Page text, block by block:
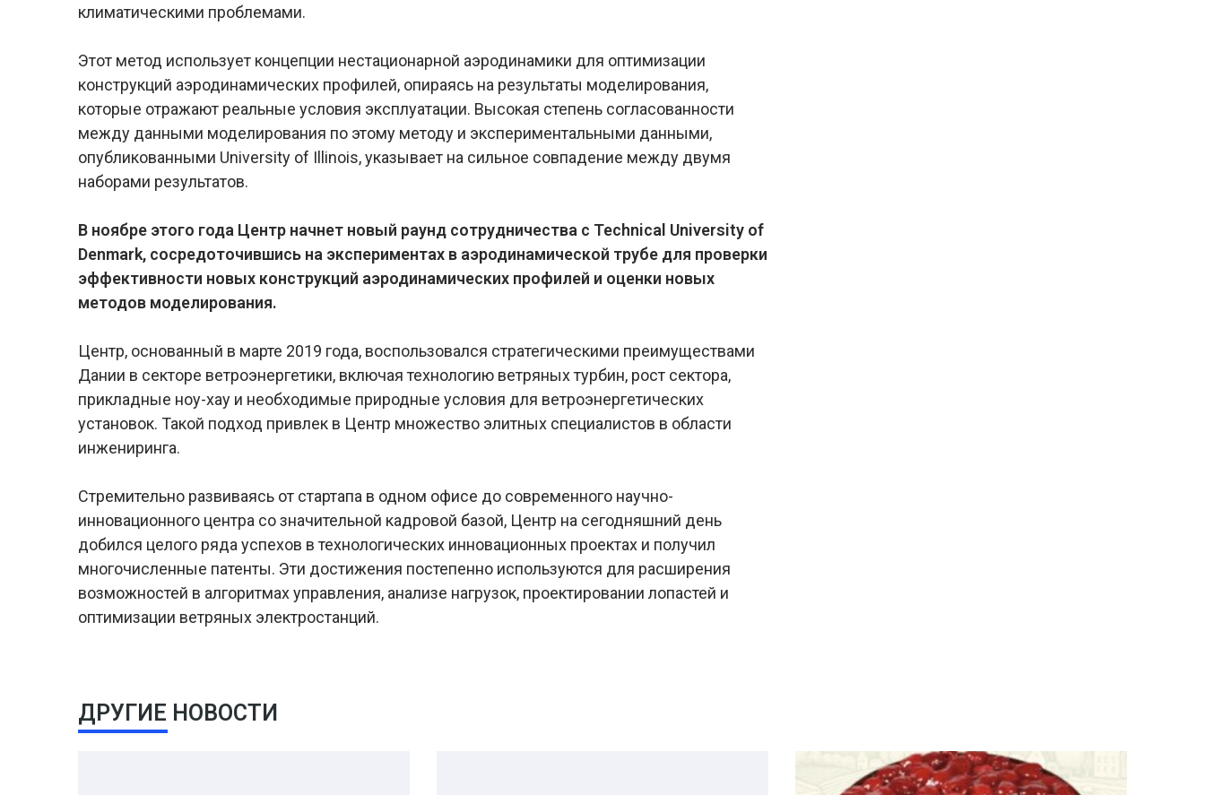
климатическими проблемами.
Этот метод использует концепции нестационарной аэродинамики для оптимизации
конструкций аэродинамических профилей, опираясь на результаты моделирования,
которые отражают реальные условия эксплуатации. Высокая степень согласованности
между данными моделирования по этому методу и экспериментальными данными,
опубликованными University of Illinois, указывает на сильное совпадение между двумя
наборами результатов.
В ноябре этого года Центр начнет новый раунд сотрудничества с Technical University of
Denmark, сосредоточившись на экспериментах в аэродинамической трубе для проверки
эффективности новых конструкций аэродинамических профилей и оценки новых
методов моделирования.
Центр, основанный в марте 2019 года, воспользовался стратегическими преимуществами
Дании в секторе ветроэнергетики, включая технологию ветряных турбин, рост сектора,
прикладные ноу-хау и необходимые природные условия для ветроэнергетических
установок. Такой подход привлек в Центр множество элитных специалистов в области
инжениринга.
Стремительно развиваясь от стартапа в одном офисе до современного научно-
инновационного центра со значительной кадровой базой, Центр на сегодняшний день
добился целого ряда успехов в технологических инновационных проектах и получил
многочисленные патенты. Эти достижения постепенно используются для расширения
возможностей в алгоритмах управления, анализе нагрузок, проектировании лопастей и
оптимизации ветряных электростанций.
ДРУГИЕ НОВОСТИ